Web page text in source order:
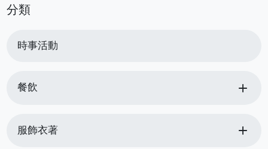
分類
時事活動
餐飲 add
服飾衣著 add